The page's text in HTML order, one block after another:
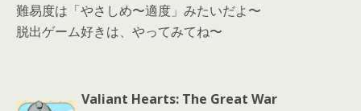
難易度は「やさしめ〜適度」みたいだよ〜
脱出ゲーム好きは、やってみてね〜
Valiant Hearts: The Great War